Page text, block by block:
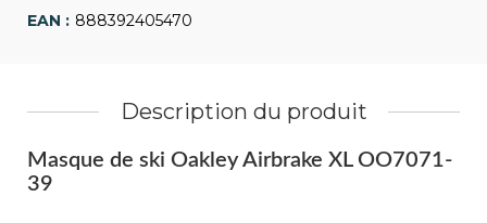
888392405470
Description du produit
Masque de ski Oakley Airbrake XL OO7071-
39